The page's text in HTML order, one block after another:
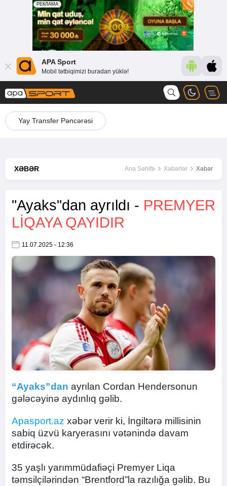
APA Sport
Mobil tətbiqimizi buradan yüklə!
Yay Transfer Pəncərəsi
XƏBƏR Ana Səhifə Xəbərlər Xəbər
"Ayaks"dan ayrıldı - PREMYER
LIQAYA QAYIDIR
11.07.2025 - 12:36
“Ayaks”dan ayrılan Cordan Hendersonun
gələcəyinə aydınlıq gəlib.
Apasport.az xəbər verir ki, İngiltərə millisinin
sabiq üzvü karyerasını vətənində davam
etdirəcək.
35 yaşlı yarımmüdafiəçi Premyer Liqa
təmsilçilərindən “Brentford”la razılığa gəlib. Bu